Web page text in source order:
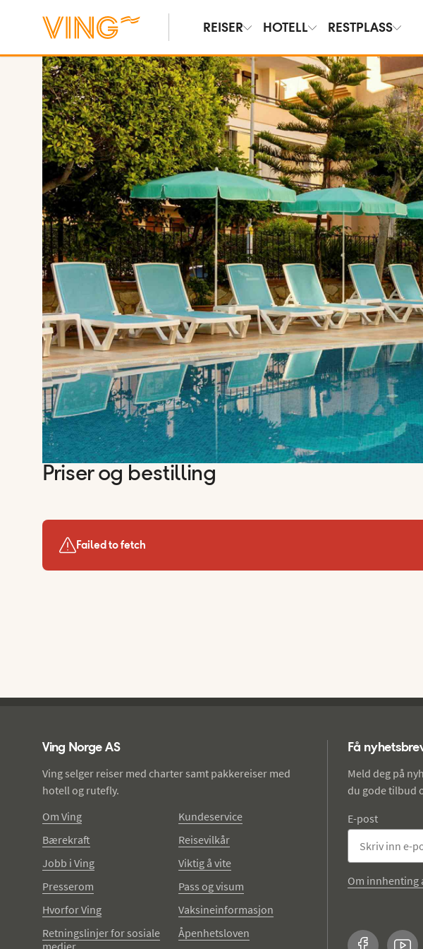
REISER HOTELL RESTPLASS
Vis bilder
Priser og bestilling
Failed to fetch
Ving Norge AS
Ving selger reiser med charter samt pakkereiser med
hotell og rutefly.
Om Ving
Bærekraft
Jobb i Ving
Presserom
Hvorfor Ving
Retningslinjer for sosiale
medier
Kundeservice
Reisevilkår
Viktig å vite
Pass og visum
Vaksineinformasjon
Åpenhetsloven
Få
Meld deg på
du gode tilbud
E-post
Om innhenting